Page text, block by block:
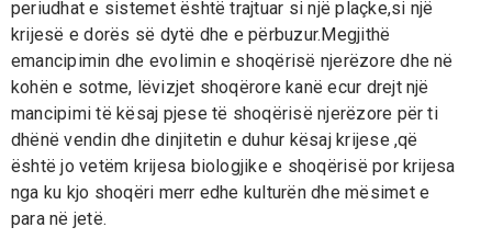
periudhat e sistemet është trajtuar si një plaçke,si një
krijesë e dorës së dytë dhe e përbuzur.Megjithë
emancipimin dhe evolimin e shoqërisë njerëzore dhe në
kohën e sotme, lëvizjet shoqërore kanë ecur drejt një
mancipimi të kësaj pjese të shoqërisë njerëzore për ti
dhënë vendin dhe dinjitetin e duhur kësaj krijese ,që
është jo vetëm krijesa biologjike e shoqërisë por krijesa
nga ku kjo shoqëri merr edhe kulturën dhe mësimet e
para në jetë.